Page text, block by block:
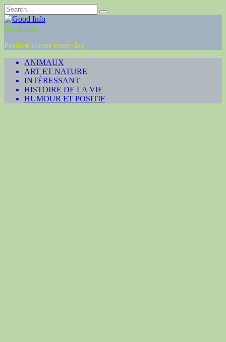
Skip
to
content
Search
for:
Good Info
Positive stories every day
ANIMAUX
ART ET NATURE
INTÉRESSANT
HISTOIRE DE LA VIE
HUMOUR ET POSITIF